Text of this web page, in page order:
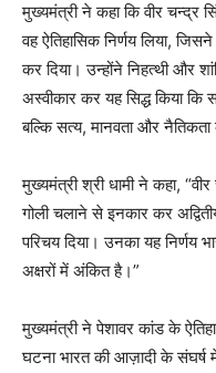
मुख्यमंत्री ने कहा कि वीर चन्द्र
वह ऐतिहासिक निर्णय लिया,
कर दिया। उन्होंने निहत्थी और
अस्वीकार कर यह सिद्ध किया
बल्कि सत्य, मानवता और
मुख्यमंत्री श्री धामी ने कहा,
गोली चलाने से इनकार कर
परिचय दिया। उनका यह निर्णय
अक्षरों में अंकित है।”
मुख्यमंत्री ने पेशावर कांड के
घटना भारत की आज़ादी के संघर्ष